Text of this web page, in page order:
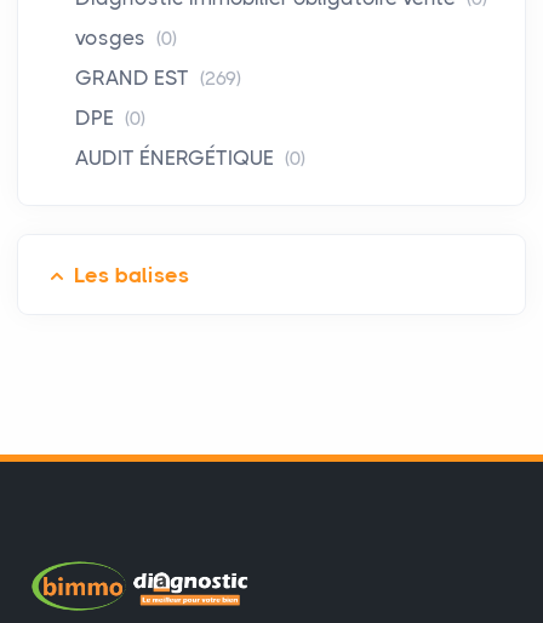
vosges (0)
GRAND EST (269)
DPE (0)
AUDIT ÉNERGÉTIQUE (0)
Les balises